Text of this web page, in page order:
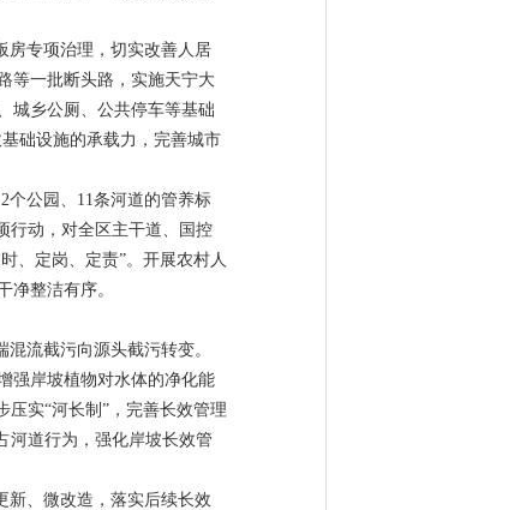
房专项治理，切实改善人居
等一批断头路，实施天宁大
城乡公厕、公共停车等基础
础设施的承载力，完善城市
个公园、11条河道的管养标
行动，对全区主干道、国控
、定岗、定责”。开展农村人
净整洁有序。
流截污向源头截污转变。
强岸坡植物对水体的净化能
实“河长制”，完善长效管理
河道行为，强化岸坡长效管
新、微改造，落实后续长效